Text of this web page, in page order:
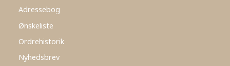
Adressebog
Ønskeliste
Ordrehistorik
Nyhedsbrev